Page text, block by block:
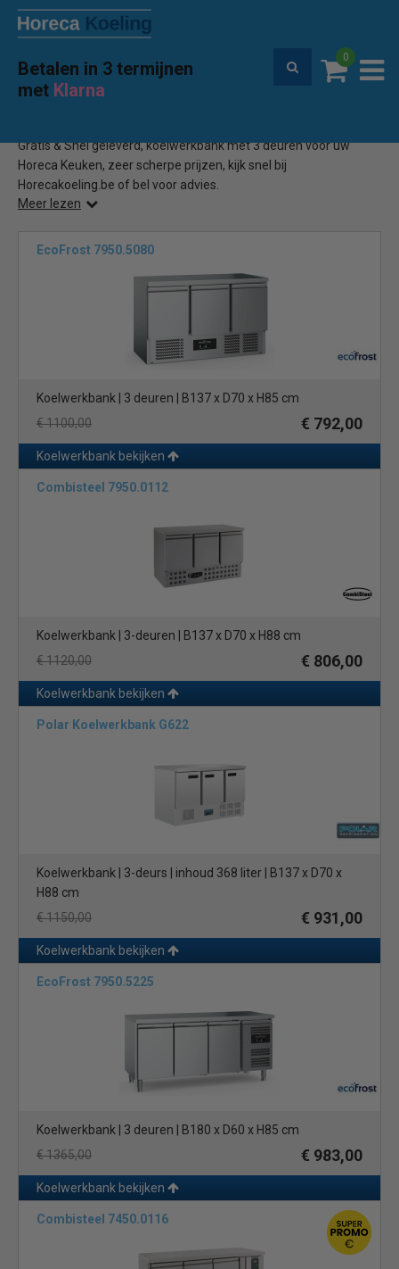
Betalen in 3 termijnen
met Klarna
0
Premium service en garantie
Home Koelwerkbank 3 Deurs
Gratis & Snel geleverd, koelwerkbank met 3 deuren voor uw
Horeca Keuken, zeer scherpe prijzen, kijk snel bij
Horecakoeling.be of bel voor advies.
Meer lezen
EcoFrost 7950.5080
Koelwerkbank | 3 deuren | B137 x D70 x H85 cm
€ 1100,00
€ 792,00
Koelwerkbank bekijken
Combisteel 7950.0112
Koelwerkbank | 3-deuren | B137 x D70 x H88 cm
€ 1120,00
€ 806,00
Koelwerkbank bekijken
Polar Koelwerkbank G622
Koelwerkbank | 3-deurs | inhoud 368 liter | B137 x D70 x
H88 cm
€ 1150,00
€ 931,00
Koelwerkbank bekijken
EcoFrost 7950.5225
Koelwerkbank | 3 deuren | B180 x D60 x H85 cm
€ 1365,00
€ 983,00
Koelwerkbank bekijken
Combisteel 7450.0116